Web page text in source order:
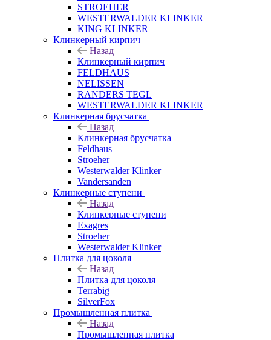
STROEHER
WESTERWALDER KLINKER
KING KLINKER
Клинкерный кирпич
Назад
Клинкерный кирпич
FELDHAUS
NELISSEN
RANDERS TEGL
WESTERWALDER KLINKER
Клинкерная брусчатка
Назад
Клинкерная брусчатка
Feldhaus
Stroeher
Westerwalder Klinker
Vandersanden
Клинкерные ступени
Назад
Клинкерные ступени
Exagres
Stroeher
Westerwalder Klinker
Плитка для цоколя
Назад
Плитка для цоколя
Terrabig
SilverFox
Промышленная плитка
Назад
Промышленная плитка